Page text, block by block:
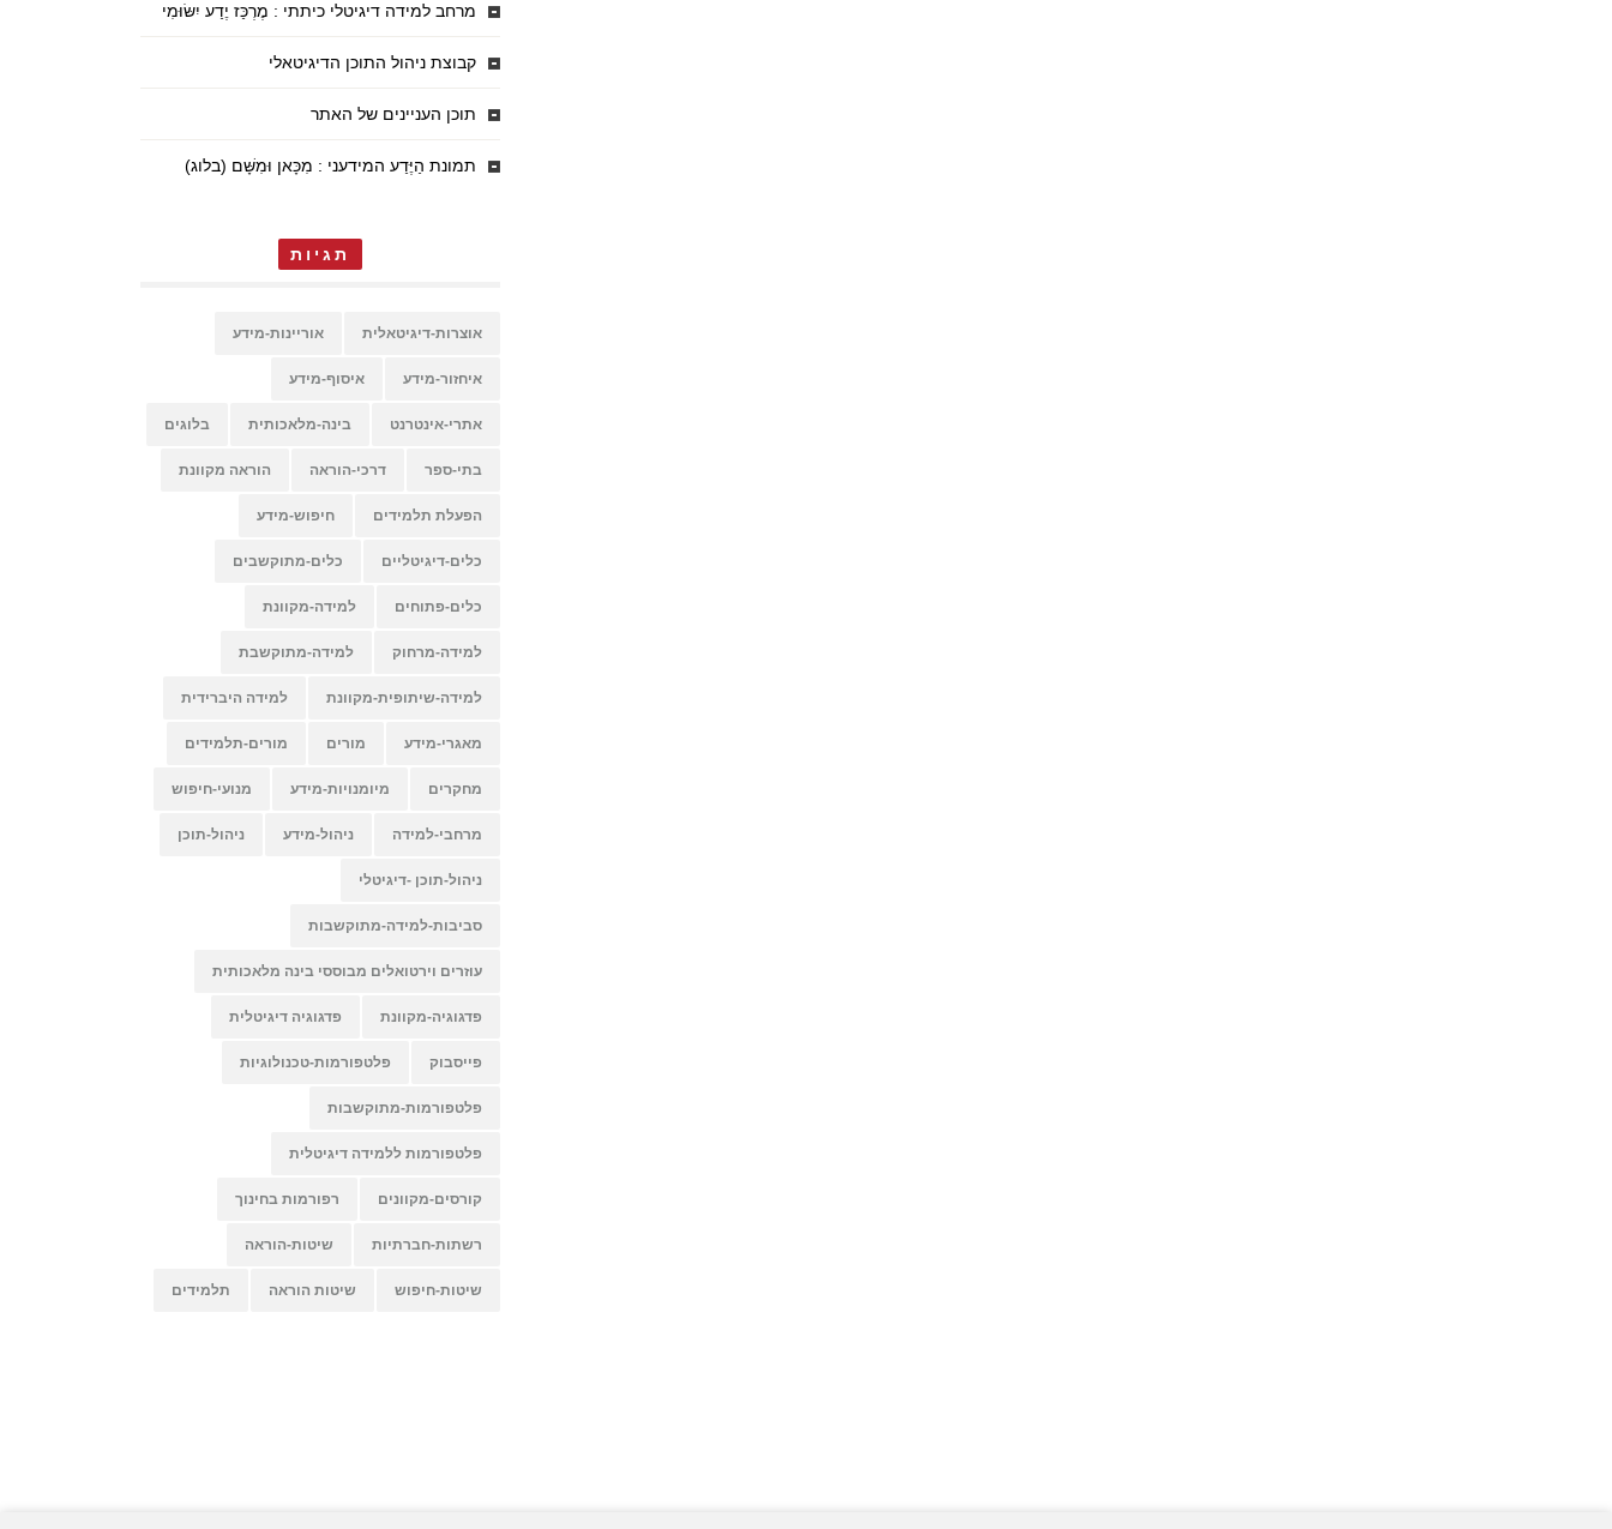
מרחב למידה דיגיטלי כיתתי : מֶרְכַּז יֶדַע יִשּׂוּמִי
קבוצת ניהול התוכן הדיגיטאלי
תוכן העניינים של האתר
תמונת הַיֶּדַע המידעני : מִכָּאן וּמִשָּׁם (בלוג)
תגיות
אוצרות-דיגיטאלית אוריינות-מידע
איחזור-מידע איסוף-מידע
אתרי-אינטרנט בינה-מלאכותית בלוגים
בתי-ספר דרכי-הוראה הוראה מקוונת
הפעלת תלמידים חיפוש-מידע
כלים-דיגיטליים כלים-מתוקשבים
כלים-פתוחים למידה-מקוונת
למידה-מרחוק למידה-מתוקשבת
למידה-שיתופית-מקוונת למידה היברידית
מאגרי-מידע מורים מורים-תלמידים
מחקרים מיומנויות-מידע מנועי-חיפוש
מרחבי-למידה ניהול-מידע ניהול-תוכן
ניהול-תוכן -דיגיטלי
סביבות-למידה-מתוקשבות
עוזרים וירטואלים מבוססי בינה מלאכותית
פדגוגיה-מקוונת פדגוגיה דיגיטלית
פייסבוק פלטפורמות-טכנולוגיות
פלטפורמות-מתוקשבות
פלטפורמות ללמידה דיגיטלית
קורסים-מקוונים רפורמות בחינוך
רשתות-חברתיות שיטות-הוראה
שיטות-חיפוש שיטות הוראה תלמידים